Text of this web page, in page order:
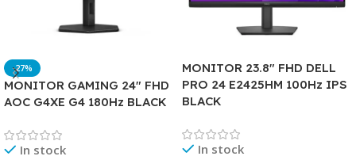
-27%
MONITOR GAMING 24″ FHD
AOC G4XE G4 180Hz BLACK
In stock
MONITOR 23.8″ FHD DELL
PRO 24 E2425HM 100Hz IPS
BLACK
In stock